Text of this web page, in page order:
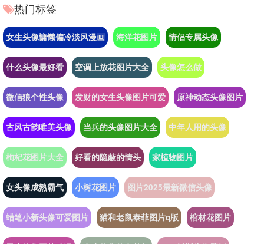
热门标签
女生头像慵懒偏冷淡风漫画 海洋花图片 情侣专属头像
什么头像最好看 空调上放花图片大全 头像怎么做
微信狼个性头像 发财的女生头像图片可爱 原神动态头像图片
古风古韵唯美头像 当兵的头像图片大全 中年人用的头像
枸杞花图片大全 好看的隐蔽的情头 家植物图片
女头像成熟霸气 小树花图片 图片2025最新微信头像
蜡笔小新头像可爱图片 猫和老鼠泰菲图片q版 棺材花图片